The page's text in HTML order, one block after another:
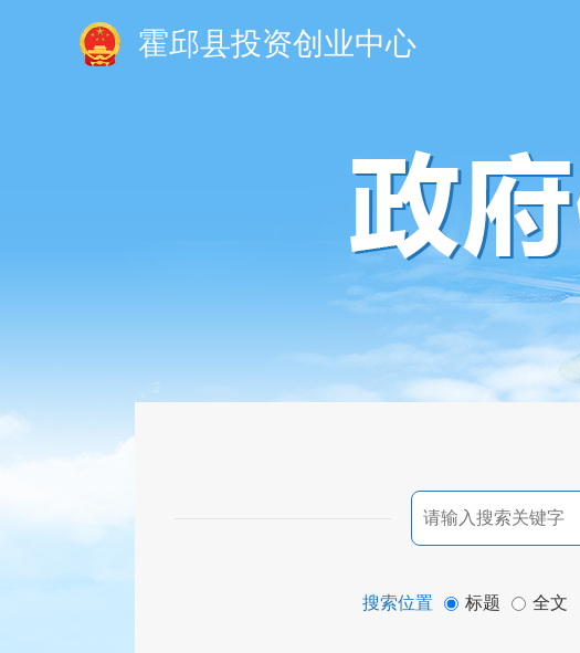
霍邱县投资创业中心
搜索位置 标题 全文